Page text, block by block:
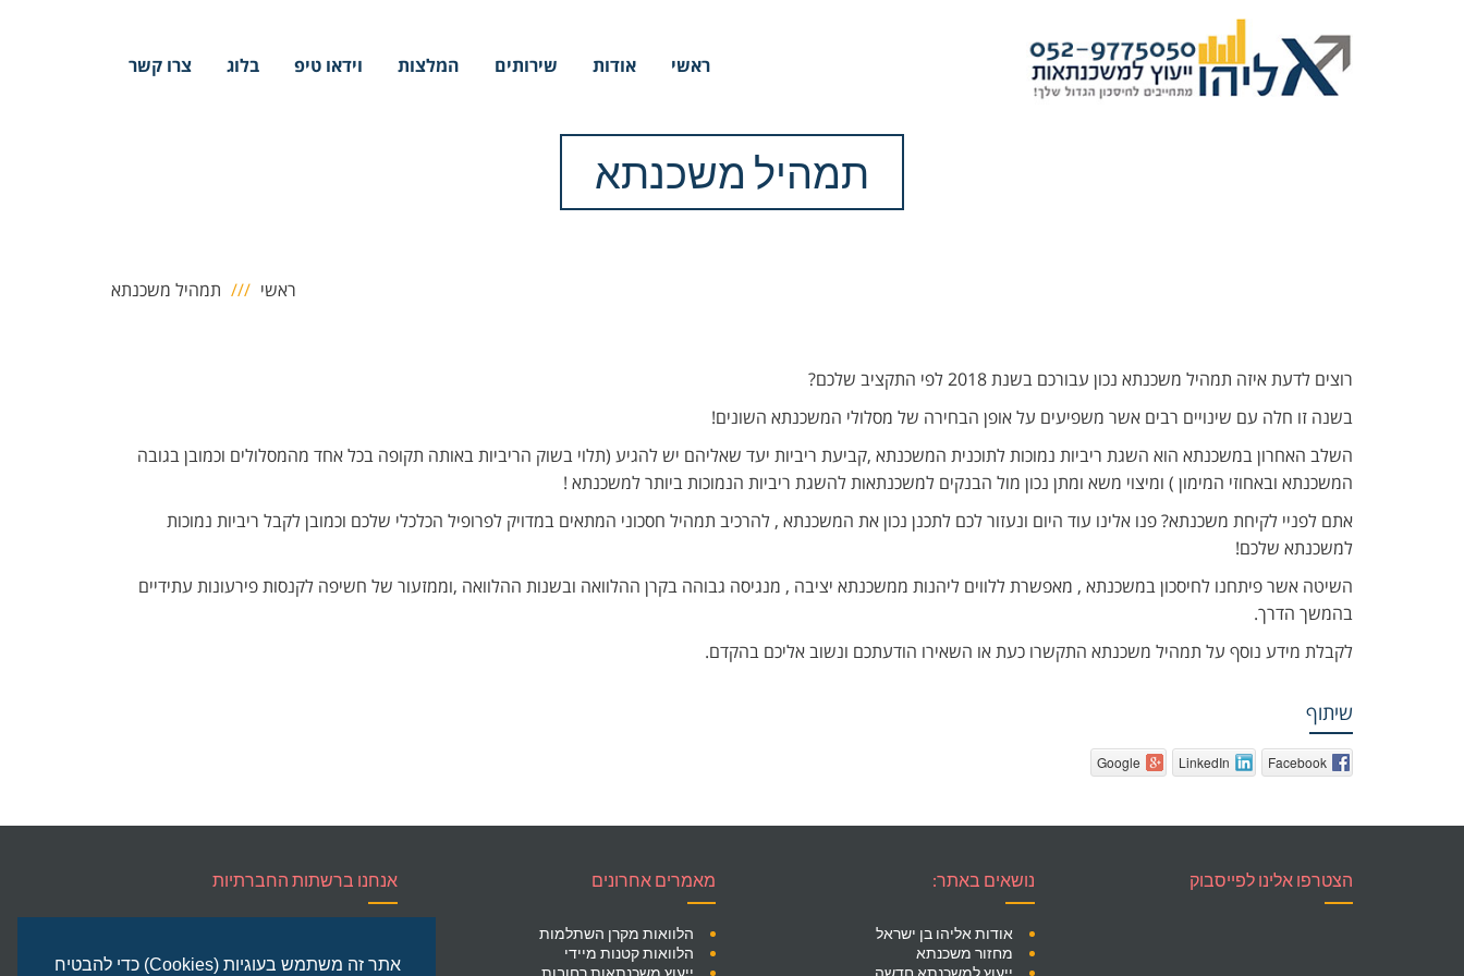
ראשי אודות שירותים המלצות וידאו טיפ בלוג צרו קשר
תמהיל משכנתא
ראשי תמהיל משכנתא
רוצים לדעת איזה תמהיל משכנתא נכון עבורכם בשנת 2018 לפי התקציב שלכם?
בשנה זו חלה עם שינויים רבים אשר משפיעים על אופן הבחירה של מסלולי המשכנתא השונים!
השלב האחרון במשכנתא הוא השגת ריביות נמוכות לתוכנית המשכנתא ,קביעת ריביות יעד שאליהם יש להגיע (תלוי בשוק הריביות באותה תקופה בכל אחד מהמסלולים וכמובן בגובה
המשכנתא ובאחוזי המימון ) ומיצוי משא ומתן נכון מול הבנקים למשכנתאות להשגת ריביות הנמוכות ביותר למשכנתא !
אתם לפניי לקיחת משכנתא? פנו אלינו עוד היום ונעזור לכם לתכנן נכון את המשכנתא , להרכיב תמהיל חסכוני המתאים במדויק לפרופיל הכלכלי שלכם וכמובן לקבל ריביות נמוכות
למשכנתא שלכם!
השיטה אשר פיתחנו לחיסכון במשכנתא , מאפשרת ללווים ליהנות ממשכנתא יציבה , מנגיסה גבוהה בקרן ההלוואה ובשנות ההלוואה ,וממזעור של חשיפה לקנסות פירעונות עתידיים
בהמשך הדרך.
לקבלת מידע נוסף על תמהיל משכנתא התקשרו כעת או השאירו הודעתכם ונשוב אליכם בהקדם.
שיתוף
Facebook
LinkedIn
Google
הצטרפו אלינו לפייסבוק נושאים באתר:
אודות אליהו בן ישראל
מחזור משכנתא
ייעוץ למשכנתא חדשה
מאמרים אחרונים
הלוואות מקרן השתלמות
הלוואות קטנות מיידי
ייעוץ משכנתאות רחובות
אנחנו ברשתות החברתיות
Facebook
Google+
YouTube אתר זה משתמש בעוגיות (Cookies) כדי להבטיח